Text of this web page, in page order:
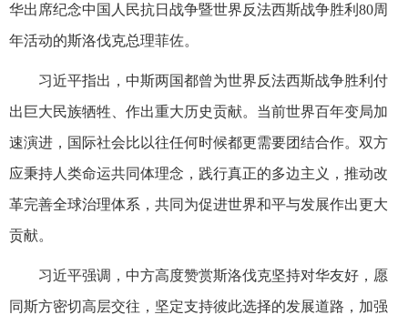
华出席纪念中国人民抗日战争暨世界反法西斯战争胜利80周
年活动的斯洛伐克总理菲佐。
习近平指出，中斯两国都曾为世界反法西斯战争胜利付
出巨大民族牺牲、作出重大历史贡献。当前世界百年变局加
速演进，国际社会比以往任何时候都更需要团结合作。双方
应秉持人类命运共同体理念，践行真正的多边主义，推动改
革完善全球治理体系，共同为促进世界和平与发展作出更大
贡献。
习近平强调，中方高度赞赏斯洛伐克坚持对华友好，愿
同斯方密切高层交往，坚定支持彼此选择的发展道路，加强